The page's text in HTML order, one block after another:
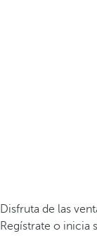
Disfruta de las
Regístrate o inicia